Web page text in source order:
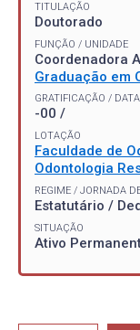
TITULAÇÃO
Doutorado
FUNÇÃO / UNIDADE
Coordenadora
Graduação em
GRATIFICAÇÃO /
-00 /
LOTAÇÃO
Faculdade de
Odontologia
REGIME / JORNADA
Estatutário /
SITUAÇÃO
Ativo